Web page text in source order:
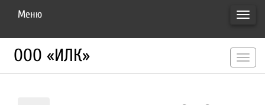
Меню
ООО «ИЛК»